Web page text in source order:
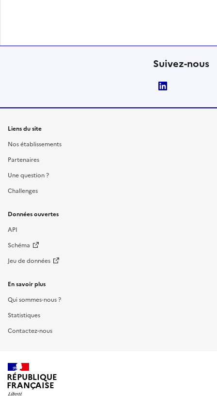
Suivez-nous
Liens du site
Nos établissements
Partenaires
Une question ?
Challenges
Données ouvertes
API
Schéma
Jeu de données
En savoir plus
Qui sommes-nous ?
Statistiques
Contactez-nous
RÉPUBLIQUE
FRANÇAISE